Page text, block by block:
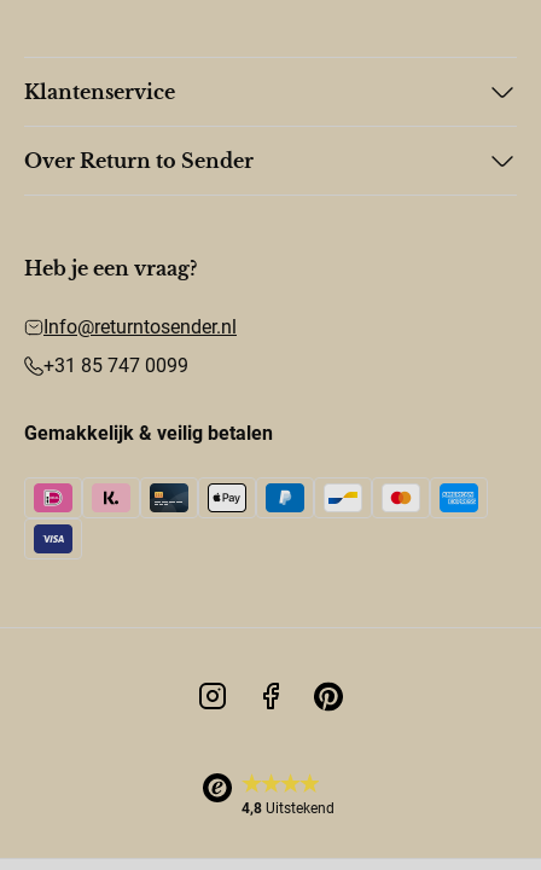
Klantenservice
Over Return to Sender
Heb je een vraag?
Info@returntosender.nl
+31 85 747 0099
Gemakkelijk & veilig betalen
4,8 Uitstekend